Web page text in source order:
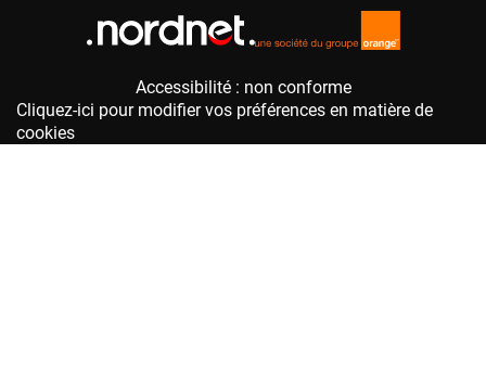
Accessibilité : non conforme
Cliquez-ici pour modifier vos préférences en matière de
cookies